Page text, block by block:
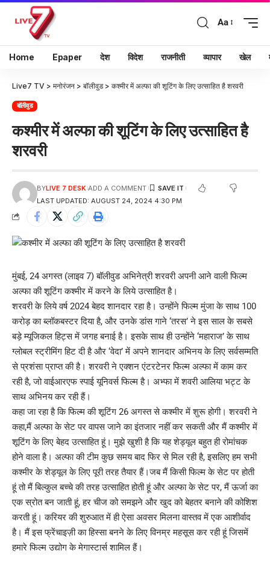
Aa
Home Epaper देश विदेश राजनीती व्यापार खेल
Live7 TV > मनोरंजन > बॉलीवुड> कश्मीर में अल्फा की शूटिंग के लिए उत्साहित है शरवरी
बॉलीवुड
कश्मीर में अल्फा की शूटिंग के लिए उत्साहित है
शरवरी
LAST UPDATED: AUGUST 24, 2024 4:30 PM
BYLIVE 7 DESK ADD A COMMENT
मुंबई, 24 अगस्त (लाइव 7) बॉलीवुड अभिनेत्री शरवरी अपनी आने वाली फिल्म
अल्फा की शूटिंग कश्मीर में करने के लिये उत्साहित है।
शरवरी के लिये वर्ष 2024 बेहद शानदार रहा है। उन्होंने फिल्म मुंजा के साथ 100
करोड़ का ब्लॉकबस्टर दिया है, और उनके डांस गाने ‘तरस’ ने इस साल के सबसे
बड़े म्यूजिकल हिट्स में जगह बनाई है। इसके साथ ही उन्होंने ‘महाराज’ के साथ
ग्लोबल स्ट्रीमिंग हिट दी है और ‘वेदा’ में अपने शानदार अभिनय के लिए सर्वसम्मति
से प्रशंसा प्राप्त की है। शरवरी ने एक्शन एंटरटेनर फिल्म अल्फा में काम कर
रही है, जो वाईआरएफ स्पाई यूनिवर्स फिल्म है। अभ्फा में शवरी आलिया भट्ट के
साथ अभिनय कर रही हैं।
कहा जा रहा है कि फिल्म की शूटिंग 26 अगस्त से कश्मीर में शुरू होगी। शरवरी ने
कहा,मैं अल्फा के सेट पर वापस जाने का इंतजार नहीं कर सकती और मैं कश्मीर में
शूटिंग के लिए बेहद उत्साहित हूं। मुझे खुशी है कि यह शेड्यूल बहुत ही रोमांचक
होने वाला है। अल्फा की टीम कुछ समय बाद फिर से मिल रही है, इसलिए हम सभी
कश्मीर के शेड्यूल के लिए पूरी तरह तैयार हैं।जब मैं किसी फिल्म के सेट पर होती
हूं तो मैं बिल्कुल बच्चे की तरह उत्साहित होती हूं और अल्फा के सेट पर, मैं ऊर्जा का
एक स्रोत बन जाती हूं, हर चीज को समझने और खुद को बेहतर बनाने की कोशिश
करती हूं। करियर की शुरुआत में ही ऐसा अवसर मिलना वास्तव में एक आशीर्वाद
है। मैं इस फ्रेंचाइज़ी का हिस्सा बनने के लिए विनम्र महसूस कर रही हूं जिसमें
हमारे फिल्म उद्योग के मेगास्टार्स शामिल हैं।